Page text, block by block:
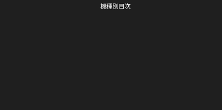
機種別目次